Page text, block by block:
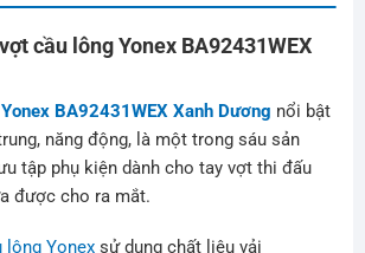
cầu lông Yonex BA92431WEX
Yonex BA92431WEX Xanh Dương nổi bật
năng động, là một trong sáu sản
tập phụ kiện dành cho tay vợt thi đấu
được cho ra mắt.
lông Yonexsử dụng chất liệu vải